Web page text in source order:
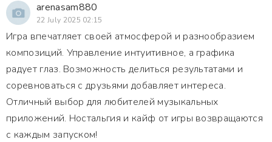
arenasam880
22 July 2025 02:15
Игра впечатляет своей атмосферой и разнообразием
композиций. Управление интуитивное, а графика
радует глаз. Возможность делиться результатами и
соревноваться с друзьями добавляет интереса.
Отличный выбор для любителей музыкальных
приложений. Ностальгия и кайф от игры возвращаются
с каждым запуском!